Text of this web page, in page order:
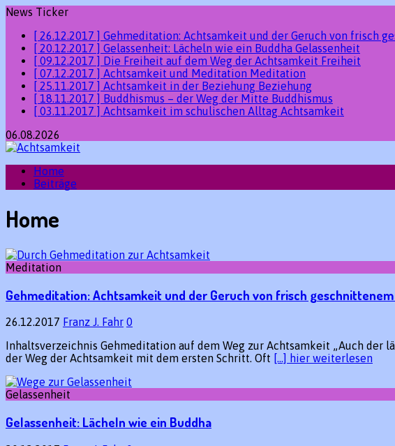
News Ticker
[ 26.12.2017 ] Gehmeditation: Achtsamkeit und der Geruch von frisch
[ 20.12.2017 ] Gelassenheit: Lächeln wie ein Buddha Gelassenheit
[ 09.12.2017 ] Die Freiheit auf dem Weg der Achtsamkeit Freiheit
[ 07.12.2017 ] Achtsamkeit und Meditation Meditation
[ 25.11.2017 ] Achtsamkeit in der Beziehung Beziehung
[ 18.11.2017 ] Buddhismus – der Weg der Mitte Buddhismus
[ 03.11.2017 ] Achtsamkeit im schulischen Alltag Achtsamkeit
06.08.2026
Home
Beiträge
Home
Meditation
Gehmeditation: Achtsamkeit und der Geruch von frisch geschnittenem
26.12.2017 Franz J. Fahr 0
Inhaltsverzeichnis Gehmeditation auf dem Weg zur Achtsamkeit „Auch
der Weg der Achtsamkeit mit dem ersten Schritt. Oft […] hier weiterlesen
Gelassenheit
Gelassenheit: Lächeln wie ein Buddha